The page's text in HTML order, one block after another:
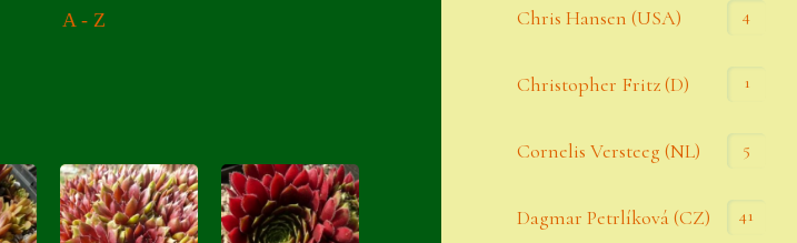
Comeback & Neuheiten
Datenschutzerklärung
A - Z
Chris Hansen (USA) 4
Christopher Fritz (D) 1
Cornelis Versteeg (NL) 5
Dagmar Petrlíková (CZ) 41